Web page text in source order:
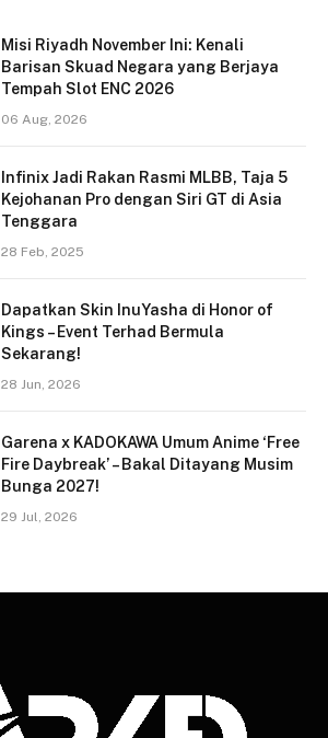
Misi Riyadh November Ini: Kenali
Barisan Skuad Negara yang Berjaya
Tempah Slot ENC 2026
06 Aug, 2026
Infinix Jadi Rakan Rasmi MLBB, Taja 5
Kejohanan Pro dengan Siri GT di Asia
Tenggara
28 Feb, 2025
Dapatkan Skin InuYasha di Honor of
Kings – Event Terhad Bermula
Sekarang!
28 Jun, 2026
Garena x KADOKAWA Umum Anime ‘Free
Fire Daybreak’ – Bakal Ditayang Musim
Bunga 2027!
29 Jul, 2026